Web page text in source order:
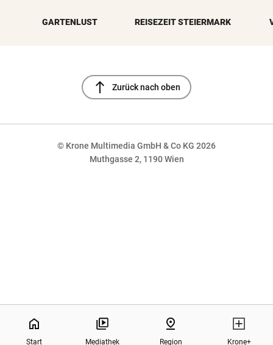
GARTENLUST REISEZEIT STEIERMARK
north Zurück nach oben
© Krone Multimedia GmbH & Co KG 2026
Muthgasse 2, 1190 Wien
home
Start Mediathek
pin_drop
Region Krone+
NaN%